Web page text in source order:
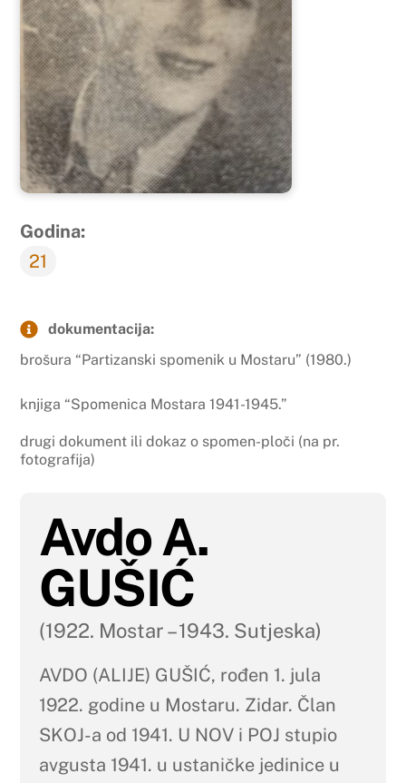
Godina:
21
dokumentacija:
brošura “Partizanski spomenik u Mostaru” (1980.)
knjiga “Spomenica Mostara 1941-1945.”
drugi dokument ili dokaz o spomen-ploči (na pr.
fotografija)
Avdo A.
GUŠIĆ
(1922. Mostar – 1943. Sutjeska)
AVDO (ALIJE) GUŠIĆ, rođen 1. jula
1922. godine u Mostaru. Zidar. Član
SKOJ-a od 1941. U NOV i POJ stupio
avgusta 1941. u ustaničke jedinice u